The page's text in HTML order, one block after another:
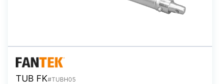
TUB FK#TUBH05